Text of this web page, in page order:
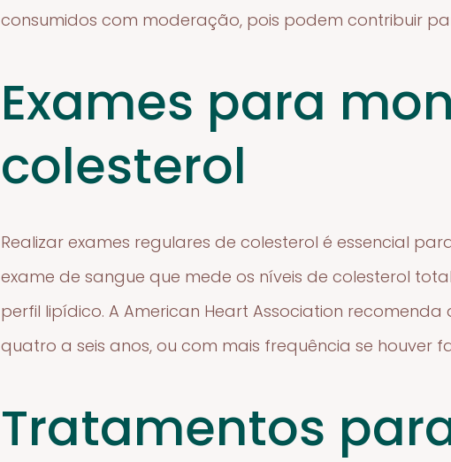
consumidos com moderação, pois podem contribuir
Exames para
colesterol
Realizar exames regulares de colesterol é essencial
exame de sangue que mede os níveis de colesterol
perfil lipídico. A American Heart Association
quatro a seis anos, ou com mais frequência se houver
Tratamentos